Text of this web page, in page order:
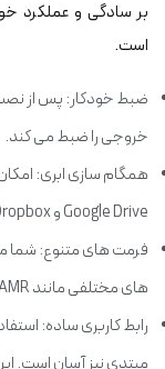
بر سادگی و عملکرد
است.
ضبط خودکار: پس از
خروجی را ضبط می کند.
همگام سازی ابری:
Google Drive و Dropbox برای تهیه نسخه پشتیبان از مکالمات وجود دارد.
فرمت های متنوع: شما
های مختلفی مانند WAV، AMR و 3GP انتخاب کنید.
رابط کاربری ساده:
مبتدی نیز آسان است.